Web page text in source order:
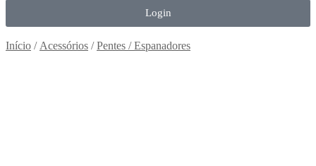
Login
Início / Acessórios /Pentes / Espanadores